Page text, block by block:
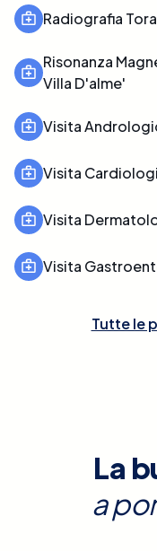
Radiografia
Risonanza
Villa D'alme'
Visita
Visita
Visita
Visita
Tutte le
La
a